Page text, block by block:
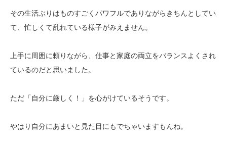
その生活ぶりはものすごくパワフルでありながらきちんとしてい
て、忙しくて乱れている様子がみえません。
上手に周囲に頼りながら、仕事と家庭の両立をバランスよくされ
ているのだと思いました。
ただ「自分に厳しく！」を心がけているそうです。
やはり自分にあまいと見た目にもでちゃいますもんね。